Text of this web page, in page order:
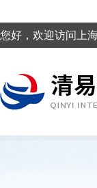
您好，欢迎访问上